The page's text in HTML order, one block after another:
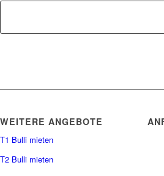
WEITERE ANGEBOTE
T1 Bulli mieten
T2 Bulli mieten